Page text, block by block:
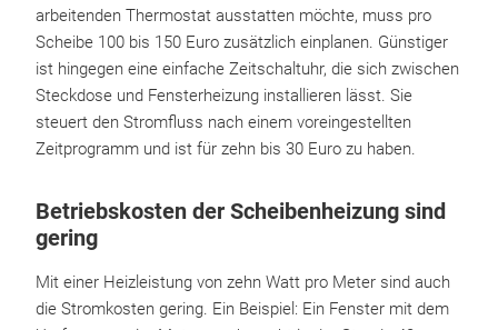
arbeitenden Thermostat ausstatten möchte, muss pro
Scheibe 100 bis 150 Euro zusätzlich einplanen. Günstiger
ist hingegen eine einfache Zeitschaltuhr, die sich zwischen
Steckdose und Fensterheizung installieren lässt. Sie
steuert den Stromfluss nach einem voreingestellten
Zeitprogramm und ist für zehn bis 30 Euro zu haben.
Betriebskosten der Scheibenheizung sind
gering
Mit einer Heizleistung von zehn Watt pro Meter sind auch
die Stromkosten gering. Ein Beispiel: Ein Fenster mit dem